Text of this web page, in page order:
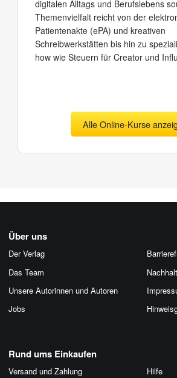
digitalen Alltags und Berufslebens
Themenvielfalt reicht von der
Patientenakte (ePA) und kreativen
Schreibwerkstätten bis hin zu
how wie Steuern für Creator und
Alle Online-Kurse
Über uns
Der Verlag
Das Team
Unsere Autorinnen und Autoren
Jobs
Rund ums Einkaufen
Versand und Zahlung
Hilfe